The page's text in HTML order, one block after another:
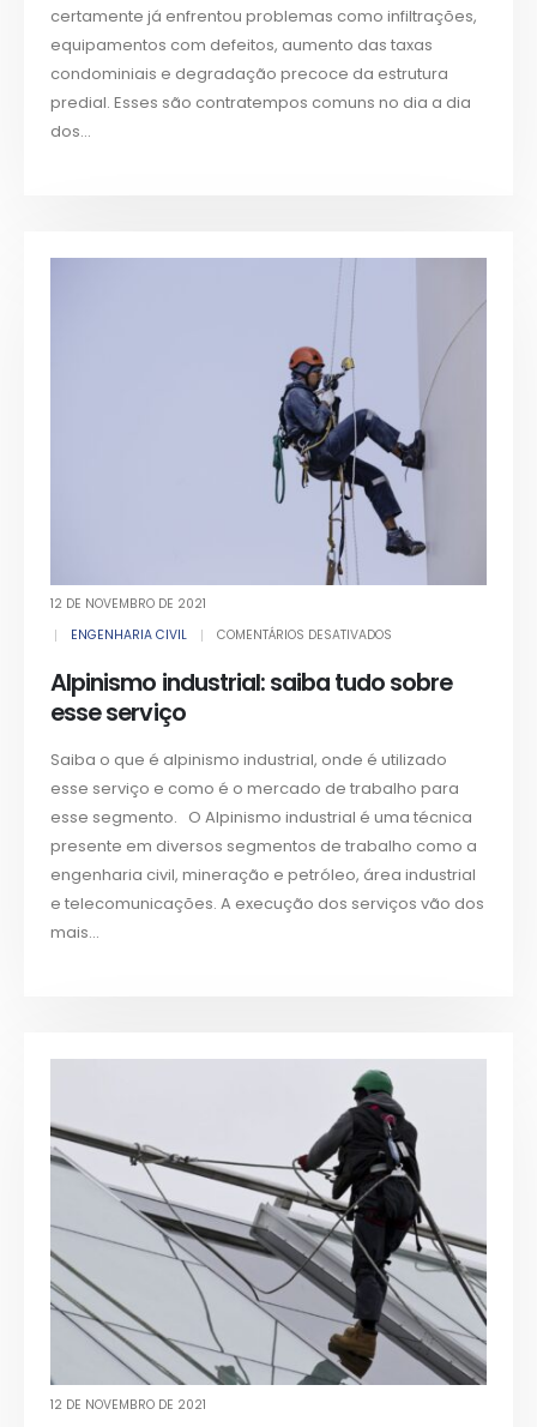
certamente já enfrentou problemas como infiltrações,
equipamentos com defeitos, aumento das taxas
condominiais e degradação precoce da estrutura
predial. Esses são contratempos comuns no dia a dia
dos...
12 DE NOVEMBRO DE 2021
ENGENHARIA CIVIL
COMENTÁRIOS DESATIVADOS
Alpinismo industrial: saiba tudo sobre
esse serviço
Saiba o que é alpinismo industrial, onde é utilizado
esse serviço e como é o mercado de trabalho para
esse segmento. O Alpinismo industrial é uma técnica
presente em diversos segmentos de trabalho como a
engenharia civil, mineração e petróleo, área industrial
e telecomunicações. A execução dos serviços vão dos
mais...
12 DE NOVEMBRO DE 2021